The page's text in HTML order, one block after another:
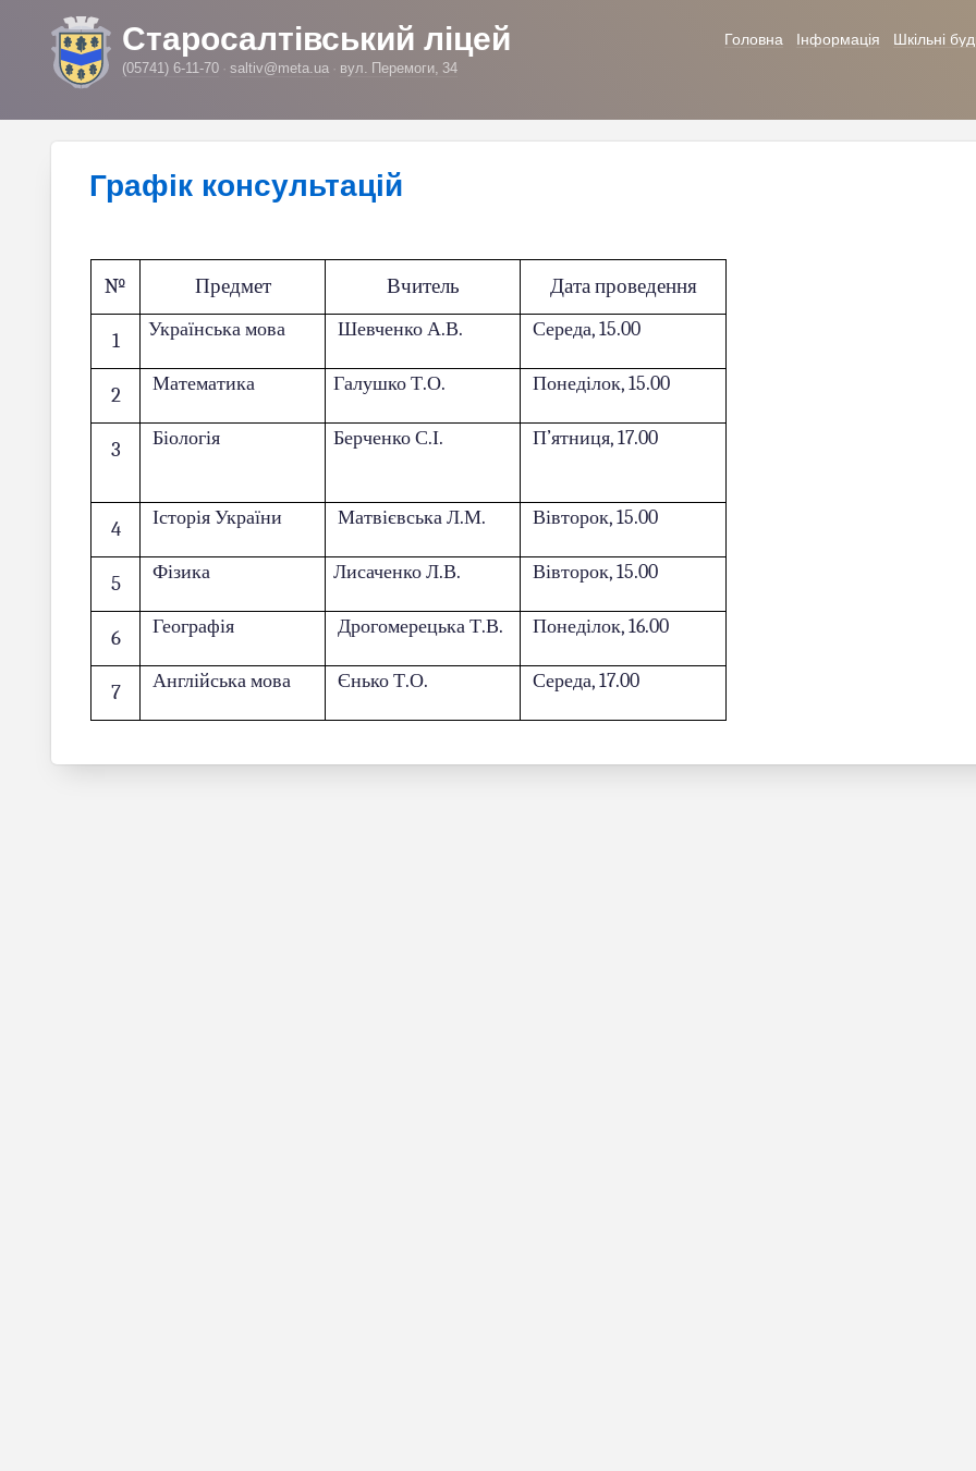
Головна Інформація Шкільні
Старосалтівський ліцей
(05741) 6-11-70 saltiv@meta.ua вул. Перемоги, 34
Графік консультацій
№ Предмет Вчитель Дата проведення
1 Українська мова Шевченко А.В. Середа, 15.00
2 Математика Галушко Т.О. Понеділок, 15.00
3 Біологія Берченко С.І. П’ятниця, 17.00
4 Історія України Матвієвська Л.М. Вівторок, 15.00
5 Фізика Лисаченко Л.В. Вівторок, 15.00
6 Географія Дрогомерецька Т.В. Понеділок, 16.00
7 Англійська мова Єнько Т.О. Середа, 17.00